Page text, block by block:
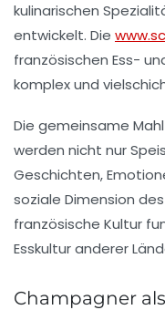
kulinarischen
entwickelt. Die
französischen Ess-
komplex und
Die gemeinsame
werden nicht nur
Geschichten,
soziale Dimension
französische Kultur
Esskulturanderer
Champagner